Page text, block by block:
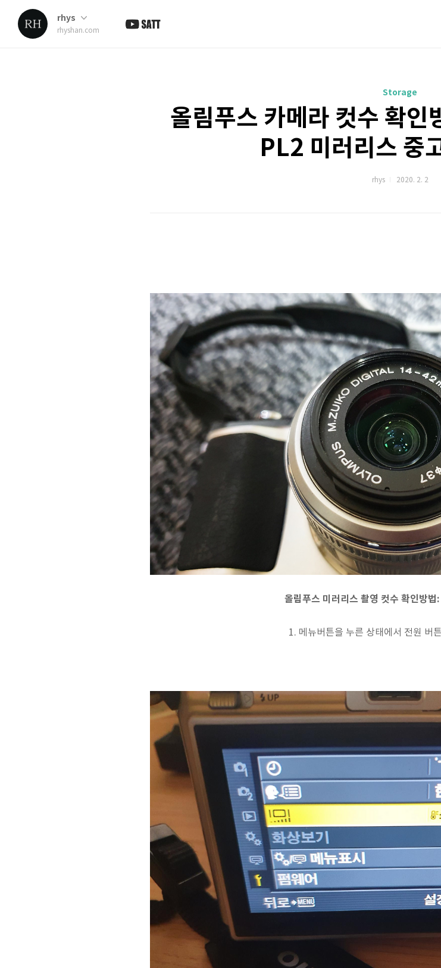
rhys
rhyshan.com
Storage
올림푸스 카메라 컷수 확
PL2 미러리스 중
rhys 2020. 2. 2
올림푸스 미러리스 촬영 컷수 확인방
1. 메뉴버튼을 누른 상태에서 전원 버